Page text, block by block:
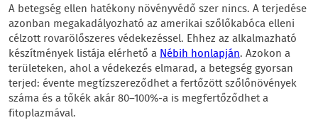
A betegség ellen hatékony növényvédő szer nincs. A terjedése
azonban megakadályozható az amerikai szőlőkabóca elleni
célzott rovarölőszeres védekezéssel. Ehhez az alkalmazható
készítmények listája elérhető aNébih honlapján. Azokon a
területeken, ahol a védekezés elmarad, a betegség gyorsan
terjed: évente megtízszereződhet a fertőzött szőlőnövények
száma és a tőkék akár 80–100%-a is megfertőződhet a
fitoplazmával.